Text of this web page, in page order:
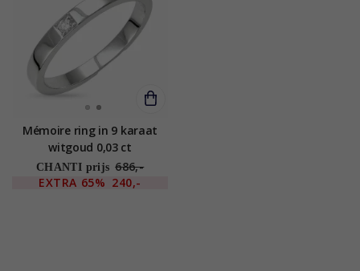
Mémoire ring in 9 karaat
witgoud 0,03 ct
CHANTI prijs 686,-
EXTRA 65% 240,-